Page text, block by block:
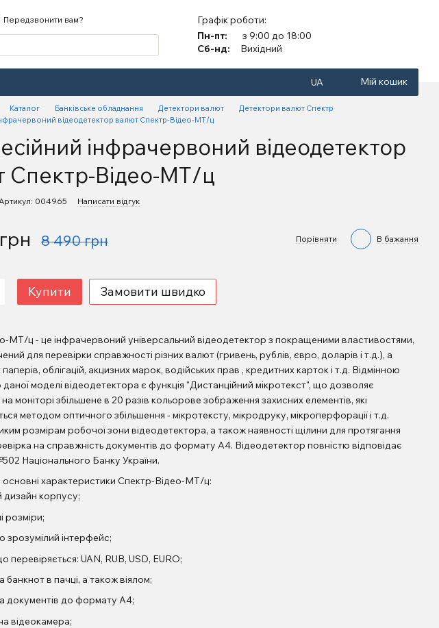
Передзвонити вам?
Графік роботи:
Пн-пт:
з 9:00 до 18:00
Сб-нд:
Вихідний
UA Мій кошик
Каталог Банківське обладнання Детектори валют
Детектори валют Спектр
відеодетектор валют Спектр-Відео-МТ/ц
інфрачервоний відеодетектор
Спектр-Відео-МТ/ц
004965 Написати відгук
8 490 грн Порівняти В бажання
Купити Замовити швидко
МТ/ц - це інфрачервоний універсальний відеодетектор з покращеними властивостями,
для перевірки справжності різних валют (гривень, рублів, євро, доларів і т.д.), а
облігацій, акцизних марок, водійських прав , кредитних карток і т.д. Відмінною
моделі відеодетектора є функція "Дистанційний мікротекст", що дозволяє
моніторі збільшене в 20 разів кольорове зображення захисних елементів, які
методом оптичного збільшення - мікротексту, мікродруку, мікроперфорації і т.д.
розмірам робочої зони відеодетектора, а також наявності щілини для протягання
на справжність документів до формату А4. Відеодетектор повністю відповідає
Національного Банку України.
та основні характеристики Спектр-Відео-МТ/ц:
дизайн корпусу;
розміри;
зрозумілий інтерфейс;
перевіряється: UAN, RUB, USD, EURO;
банкнот в пачці, а також віялом;
документів до формату А4;
відеокамера;